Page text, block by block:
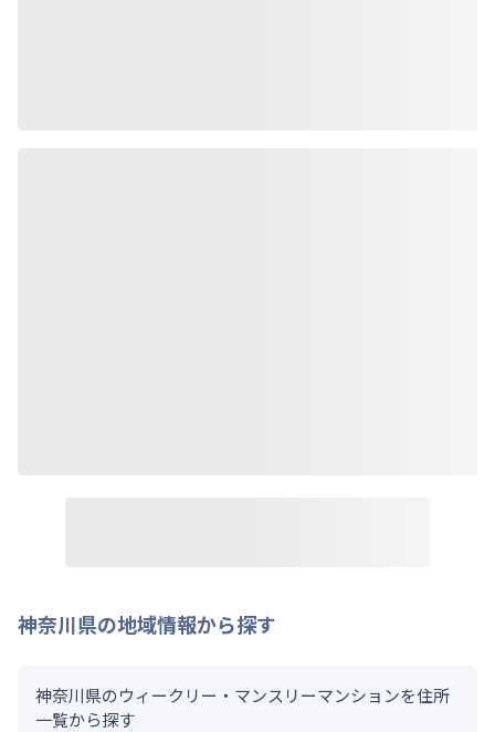
神奈川県の地域情報から探す
神奈川県のウィークリー・マンスリーマンションを住所
一覧から探す